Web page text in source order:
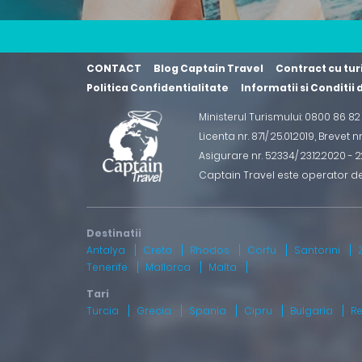
CONTACT Blog Captain Travel
Contract cu
Politica Confidentialitate
Informatii si Conditii
Ministerul Turismului: 0800 86
Licenta nr. 871/ 25.01.2019, Brevet
Asigurare nr. 52334/ 23.12.2020 -
Captain Travel este operator
Antalya Creta Rhodos Corfu Santorini
Tenerife
Mallorca Malta
Turcia Grecia Spania Cipru Bulgaria